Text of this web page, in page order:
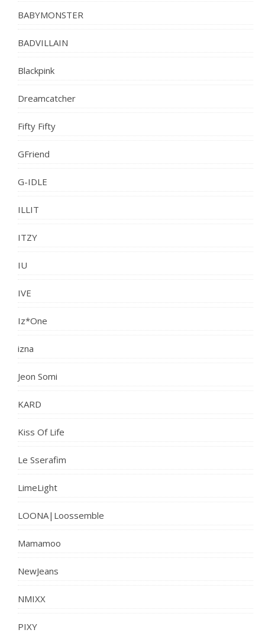
BABYMONSTER
BADVILLAIN
Blackpink
Dreamcatcher
Fifty Fifty
GFriend
G-IDLE
ILLIT
ITZY
IU
IVE
Iz*One
izna
Jeon Somi
KARD
Kiss Of Life
Le Sserafim
LimeLight
LOONA|Loossemble
Mamamoo
NewJeans
NMIXX
PIXY